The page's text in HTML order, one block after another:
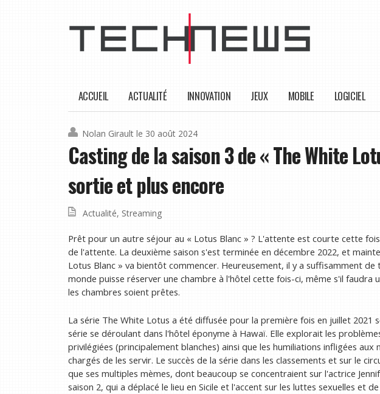
ACCUEIL ACTUALITÉ INNOVATION JEUX MOBILE LOGICIEL
Nolan Girault le 30 août 2024
Casting de la saison 3 de « The White
sortie et plus encore
Actualité, Streaming
Prêt pour un autre séjour au « Lotus Blanc » ? L'attente est courte cette
de l'attente. La deuxième saison s'est terminée en décembre 2022, et
Lotus Blanc » va bientôt commencer. Heureusement, il y a suffisamment
monde puisse réserver une chambre à l'hôtel cette fois-ci, même s'il faudra
les chambres soient prêtes.
La série The White Lotus a été diffusée pour la première fois en juillet 2021
série se déroulant dans l'hôtel éponyme à Hawaï. Elle explorait les
privilégiées (principalement blanches) ainsi que les humiliations infligées aux
chargés de les servir. Le succès de la série dans les classements et sur le
que ses multiples mèmes, dont beaucoup se concentraient sur l'actrice
saison 2, qui a déplacé le lieu en Sicile et l'accent sur les luttes sexuelles et